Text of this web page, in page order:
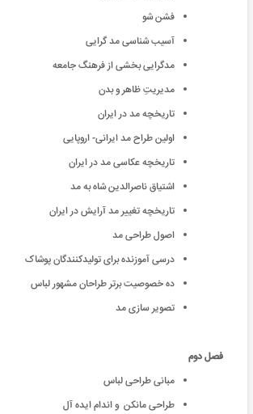
فشن شو
آسیب شناسی مد گرایی
مدگرایی بخشی از فرهنگ جامعه
مدیریتِ ظاهر و بدن
تاریخچه مد در ایران
اولین طراح مد ایرانی- اروپایی
تاریخچه عکاسی مد در ایران
اشتیاق ناصرالدین شاه به مد
تاریخچه تغییر مد آرایش در ایران
اصول طراحی مد
درسی آموزنده برای تولیدکنندگان پوشاک
ده خصوصیت برتر طراحان مشهور لباس
تصویر سازی مد
فصل دوم
مبانی طراحی لباس
طراحی مانکن و اندام ایده آل